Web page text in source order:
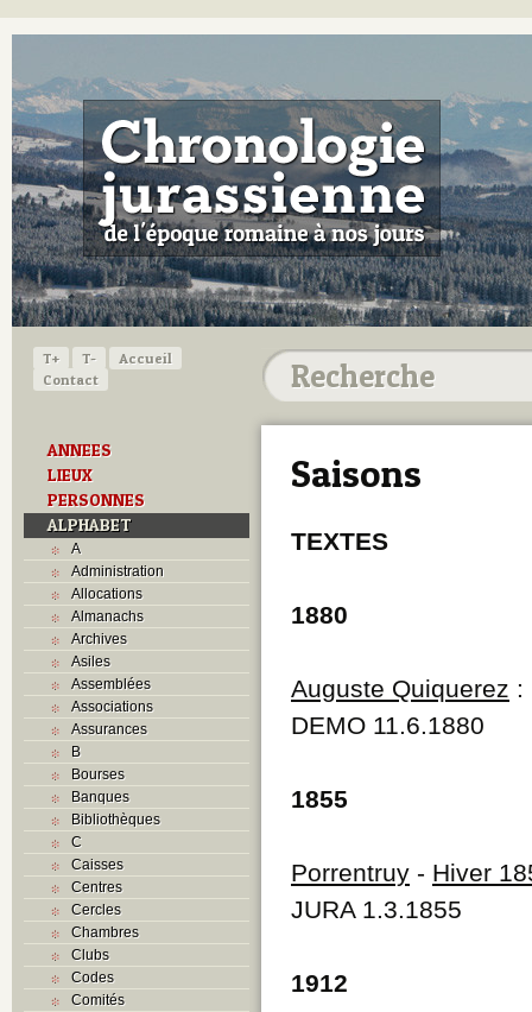
T+ T-
Accueil
Contact
ANNEES
LIEUX
PERSONNES
ALPHABET
A
Administration
Allocations
Almanachs
Archives
Asiles
Assemblées
Associations
Assurances
B
Bourses
Banques
Bibliothèques
C
Caisses
Centres
Cercles
Chambres
Clubs
Codes
Comités
Saisons
TEXTES
1880
Auguste Quiquerez :
DEMO 11.6.1880
1855
Porrentruy - Hiver
JURA 1.3.1855
1912